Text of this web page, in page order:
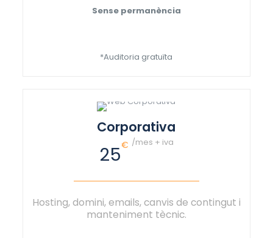
Sense permanència
*Auditoria gratuïta
Corporativa
25€ /mes + iva
Hosting, domini, emails, canvis de contingut i
manteniment tècnic.